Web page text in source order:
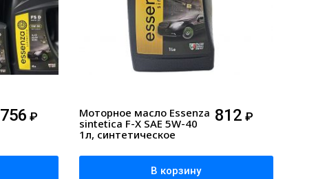
756₽
Моторное масло Essenza
sintetica F-X SAE 5W-40
1л, синтетическое
812 ₽
В корзину